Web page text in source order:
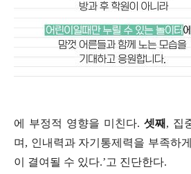
에 부정적 영향을 미친다. 셋째 , 집
며 , 인내력과 자기통제력을 부족하
이 결여될 수 있다.’고 진단한다.